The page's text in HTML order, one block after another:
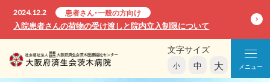
2024.12.2 患者さん・一般の方向け
入院患者さんの荷物の受け渡しと院内立入制限について
文字サイズ
小 中 大 メニュー